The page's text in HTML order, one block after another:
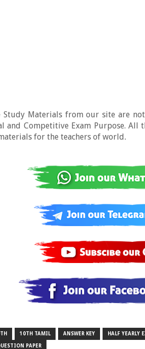
Study Materials from our site are
and Competitive Exam Purpose. All
for the teachers of world.
10TH TAMIL ANSWER KEY HALF YEARLY
PAPER